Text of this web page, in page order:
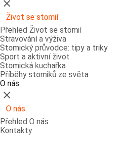
Zavřít
Život se stomií
Přehled Život se stomií
Stravování a výživa
Stomický průvodce: tipy a triky
Sport a aktivní život
Stomická kuchařka
Příběhy stomiků ze světa
O nás
Zavřít
O nás
Přehled O nás
Kontakty